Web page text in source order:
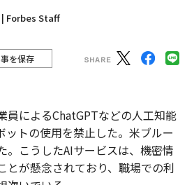
Forbes Staff
を保存
員によるChatGPTなどの人工知能
ットの使用を禁止した。米ブルー
。こうしたAIサービスは、機密情
とが懸念されており、職場での利